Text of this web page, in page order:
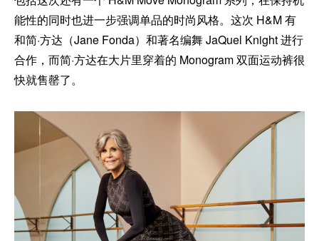
能性的同时也进一步强调单品的时尚风格。这次 H&M 有
和简·方达（Jane Fonda）和著名编舞 JaQuel Knight 进行
合作，而简·方达在大片里穿着的 Monogram 双面运动裤很
快就售罄了。